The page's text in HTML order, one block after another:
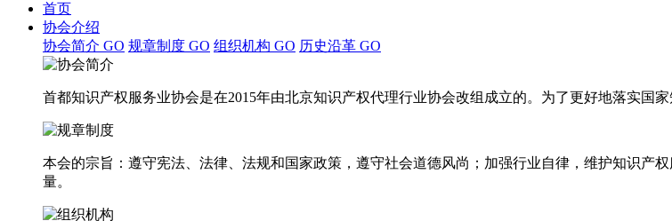
首页
协会介绍
协会简介 GO 规章制度 GO 组织机构 GO 历史沿革 GO
首都知识产权服务业协会是在2015年由北京知识产权代理行业协会改组成立的。为了更好地落实
本会的宗旨：遵守宪法、法律、法规和国家政策，遵守社会道德风尚；加强行业自律，维护知识产
量。